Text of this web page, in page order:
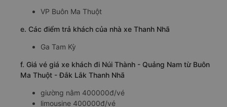
11.5 giờ
d. Các điểm đón khách của nhà xe Thanh Nhã
VP Buôn Ma Thuột
e. Các điểm trả khách của nhà xe Thanh Nhã
f. Giá vé giá xe khách đi Núi Thành - Quảng Nam từ Buôn